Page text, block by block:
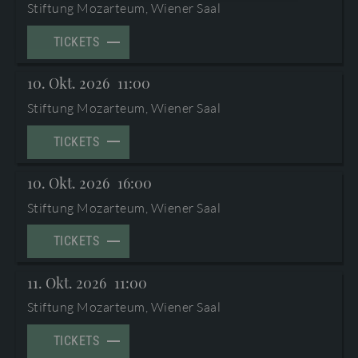
DOWNLOAD
Stiftung Mozarteum, Wiener Saal
TICKETS
10. Okt. 2026 11:00
Stiftung Mozarteum, Wiener Saal
TICKETS
10. Okt. 2026 16:00
Stiftung Mozarteum, Wiener Saal
TICKETS
11. Okt. 2026 11:00
Stiftung Mozarteum, Wiener Saal
TICKETS